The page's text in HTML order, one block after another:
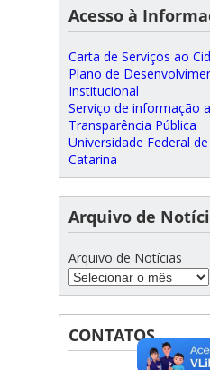
Acesso à
Carta de Serviços ao
Plano de
Institucional
Serviço de informação
Transparência Pública
Universidade Federal
Catarina
Arquivo de
Arquivo de Notícias
CONTATOS